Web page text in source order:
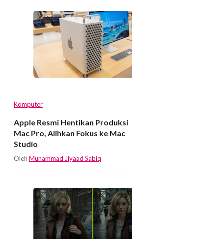
Komputer
Apple Resmi Hentikan Produksi
Mac Pro, Alihkan Fokus ke Mac
Studio
Oleh Muhammad Jiyaad Sabiq